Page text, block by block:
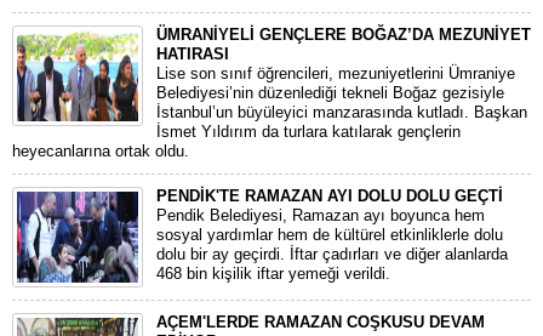
ÜMRANİYELİ GENÇLERE BOĞAZ’DA MEZUNİYET
HATIRASI
Lise son sınıf öğrencileri, mezuniyetlerini Ümraniye
Belediyesi’nin düzenlediği tekneli Boğaz gezisiyle
İstanbul’un büyüleyici manzarasında kutladı. Başkan
İsmet Yıldırım da turlara katılarak gençlerin
heyecanlarına ortak oldu.
PENDİK'TE RAMAZAN AYI DOLU DOLU GEÇTİ
Pendik Belediyesi, Ramazan ayı boyunca hem
sosyal yardımlar hem de kültürel etkinliklerle dolu
dolu bir ay geçirdi. İftar çadırları ve diğer alanlarda
468 bin kişilik iftar yemeği verildi.
AÇEM'LERDE RAMAZAN COŞKUSU DEVAM